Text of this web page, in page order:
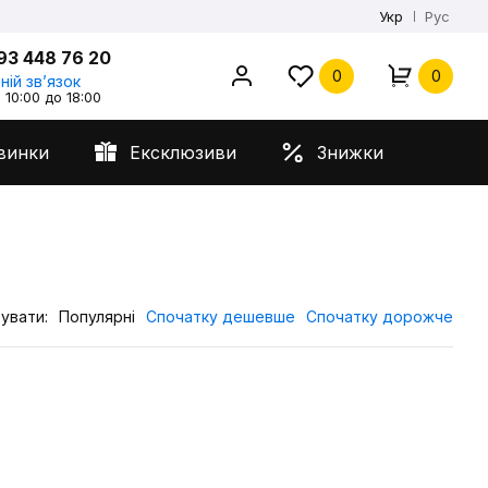
Укр Рус
448 76 20
звʼязок
до 18:00
0 0
Ексклюзиви Знижки
Популярні Спочатку дешевше Спочатку дорожче